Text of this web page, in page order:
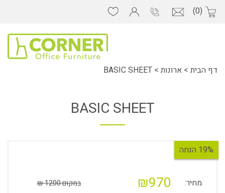
(0)
דף הבית > ארונות >
BASIC SHEET
BASIC SHEET
19% הנחה
מחיר: ₪970 במקום 1200 ₪